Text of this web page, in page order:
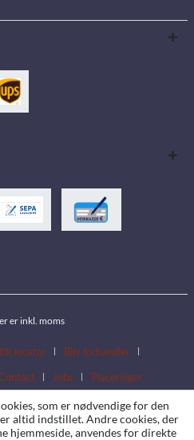
er inkl. moms
locator
Bliv forhandler
Jobs Placeringer
som er nødvendige for den
altid indstillet. Andre cookies, der
hjemmeside, anvendes for direkte